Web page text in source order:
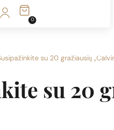
0
su 20 gražiausių
su 20